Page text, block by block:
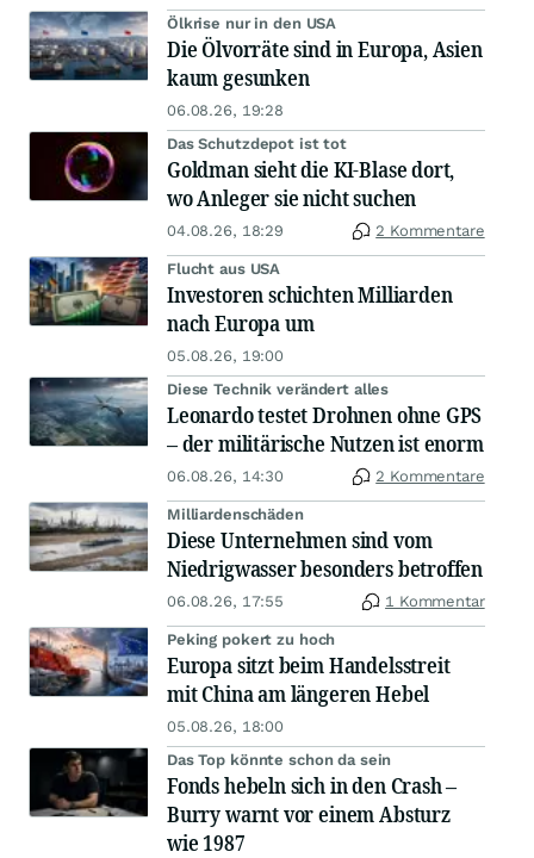
Ölkrise nur in den USA
Die Ölvorräte sind in Europa, Asien
kaum gesunken
06.08.26, 19:28
Das Schutzdepot ist tot
Goldman sieht die KI-Blase dort,
wo Anleger sie nicht suchen
04.08.26, 18:29 2 Kommentare
Flucht aus USA
Investoren schichten Milliarden
nach Europa um
05.08.26, 19:00
Diese Technik verändert alles
Leonardo testet Drohnen ohne GPS
– der militärische Nutzen ist enorm
06.08.26, 14:30 2 Kommentare
Milliardenschäden
Diese Unternehmen sind vom
Niedrigwasser besonders betroffen
06.08.26, 17:55 1 Kommentar
Peking pokert zu hoch
Europa sitzt beim Handelsstreit
mit China am längeren Hebel
05.08.26, 18:00
Das Top könnte schon da sein
Fonds hebeln sich in den Crash –
Burry warnt vor einem Absturz
wie 1987